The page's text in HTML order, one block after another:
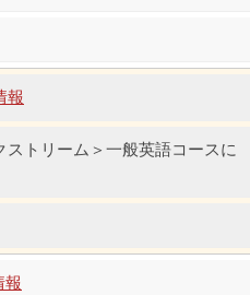
報
ストリーム＞一般英語コースに
報